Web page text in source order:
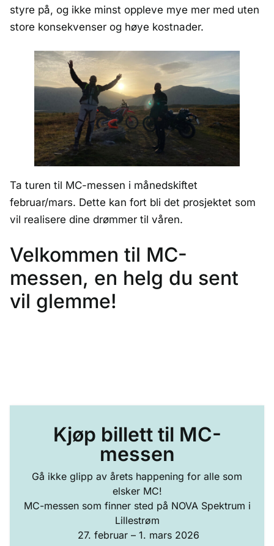
styre på, og ikke minst oppleve mye mer med uten
store konsekvenser og høye kostnader.
Ta turen til MC-messen i månedskiftet
februar/mars. Dette kan fort bli det prosjektet som
vil realisere dine drømmer til våren.
Velkommen til MC-
messen, en helg du sent
vil glemme!
Kjøp billett til MC-
messen
Gå ikke glipp av årets happening for alle som
elsker MC!
MC-messen som finner sted på NOVA Spektrum i
Lillestrøm
27. februar – 1. mars 2026